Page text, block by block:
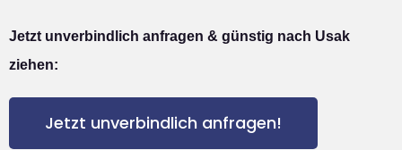
Jetzt unverbindlich anfragen & günstig nach Usak
ziehen:
Jetzt unverbindlich anfragen!